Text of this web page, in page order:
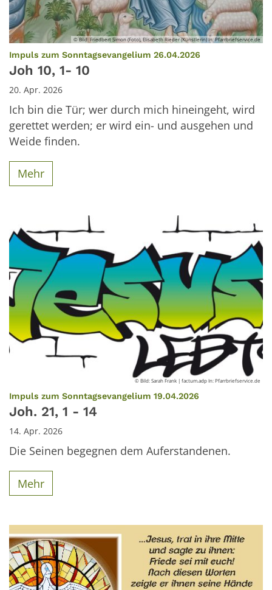
© Bild: Friedbert Simon (Foto), Elisabeth Rieder (Künstlerin) In: Pfarrbriefservice.de
Impuls zum Sonntagsevangelium 26.04.2026
Joh 10, 1- 10
20. Apr. 2026
Ich bin die Tür; wer durch mich hineingeht, wird
gerettet werden; er wird ein- und ausgehen und
Weide finden.
Mehr
© Bild: Sarah Frank | factum.adp In: Pfarrbriefservice.de
Impuls zum Sonntagsevangelium 19.04.2026
Joh. 21, 1 - 14
14. Apr. 2026
Die Seinen begegnen dem Auferstandenen.
Mehr